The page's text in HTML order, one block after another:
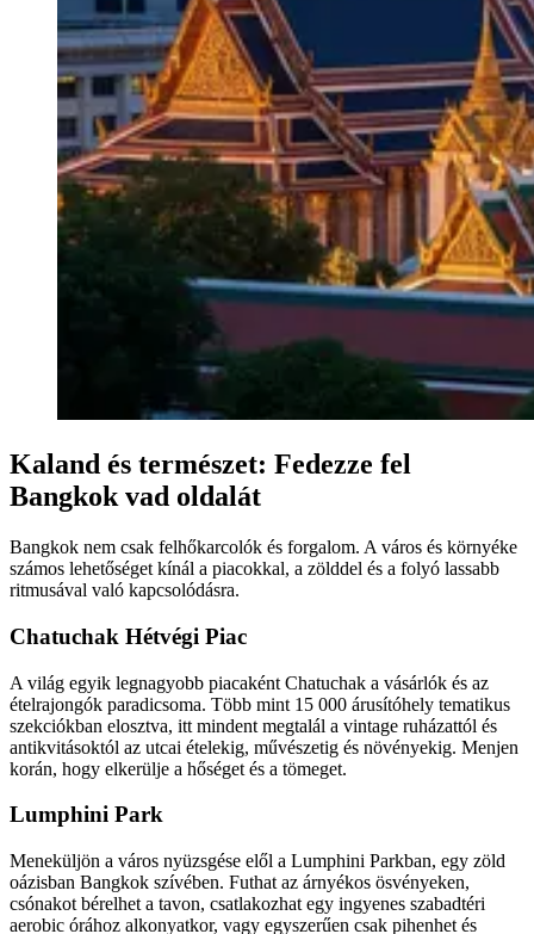
Kaland és természet: Fedezze fel
Bangkok vad oldalát
Bangkok nem csak felhőkarcolók és forgalom. A város és környéke
számos lehetőséget kínál a piacokkal, a zölddel és a folyó lassabb
ritmusával való kapcsolódásra.
Chatuchak Hétvégi Piac
A világ egyik legnagyobb piacaként Chatuchak a vásárlók és az
ételrajongók paradicsoma. Több mint 15 000 árusítóhely tematikus
szekciókban elosztva, itt mindent megtalál a vintage ruházattól és
antikvitásoktól az utcai ételekig, művészetig és növényekig. Menjen
korán, hogy elkerülje a hőséget és a tömeget.
Lumphini Park
Meneküljön a város nyüzsgése elől a Lumphini Parkban, egy zöld
oázisban Bangkok szívében. Futhat az árnyékos ösvényeken,
csónakot bérelhet a tavon, csatlakozhat egy ingyenes szabadtéri
aerobic órához alkonyatkor, vagy egyszerűen csak pihenhet és